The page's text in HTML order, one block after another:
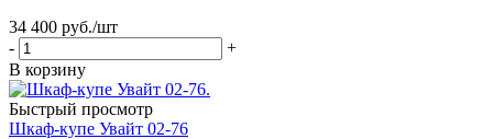
34 400 руб./шт
-
+
В корзину
Быстрый просмотр
Шкаф-купе Увайт 02-76